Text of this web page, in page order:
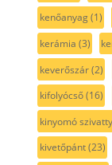
kenőanyag(1)
kerámia (3)
keverőszár(2)
kifolyócső(16)
kinyomó
kivetőpánt(23)